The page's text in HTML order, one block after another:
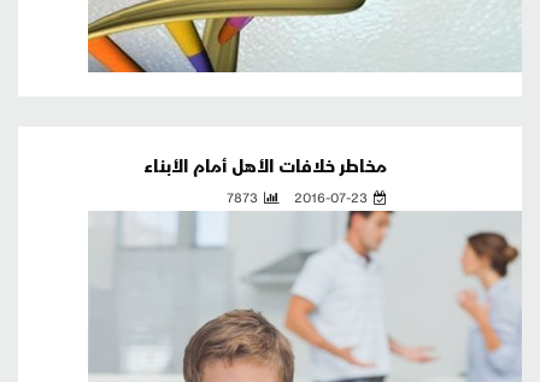
مخاطر خلافات الأهل أمام الأبناء
2016-07-23
7873